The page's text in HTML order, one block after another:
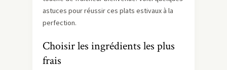
astuces pour réussir ces plats estivaux à la
perfection.
Choisir les ingrédients les plus
frais